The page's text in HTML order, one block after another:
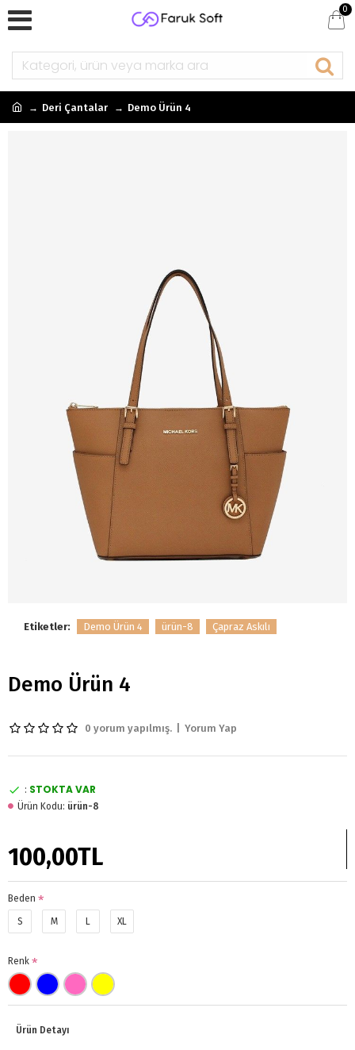
0
Deri Çantalar Demo Ürün 4
Etiketler: Demo Ürün 4 ürün-8 Çapraz Askılı
Demo Ürün 4
0 yorum yapılmış. Yorum Yap
100,00TL
: STOKTA VAR
Ürün Kodu: ürün-8
Beden
S M L XL
Renk
Ürün Detayı